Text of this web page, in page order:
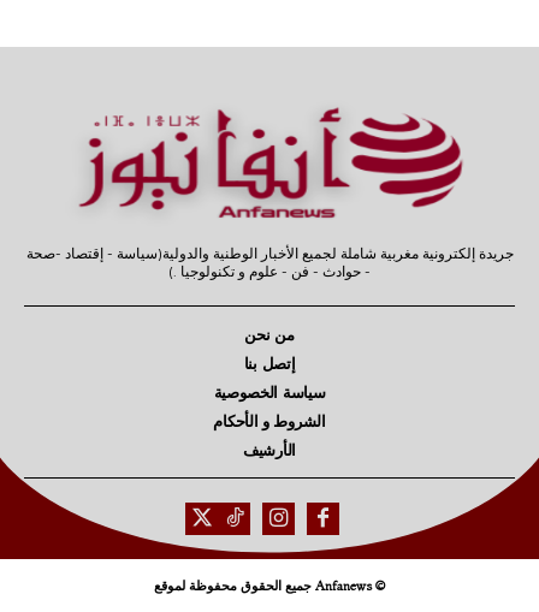
جريدة إلكترونية مغربية شاملة لجميع الأخبار الوطنية والدولية(سياسة - إقتصاد -صحة
- حوادث - فن - علوم و تكنولوجيا .)
من نحن
إتصل بنا
سياسة الخصوصية
الشروط و الأحكام
الأرشيف
© Anfanews جميع الحقوق محفوظة لموقع